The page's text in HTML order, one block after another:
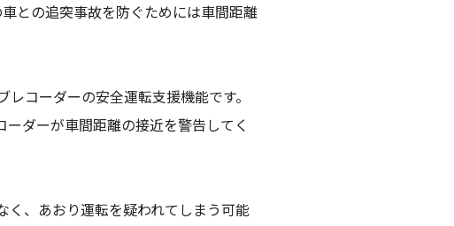
との追突事故を防ぐためには車間距離
コーダーの安全運転支援機能です。
ダーが車間距離の接近を警告してく
く、あおり運転を疑われてしまう可能